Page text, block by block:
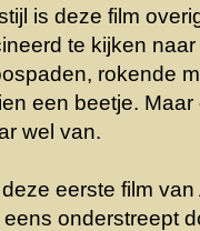
is deze film
te kijken
rokende
een beetje.
wel van.
eerste film
onderstreept